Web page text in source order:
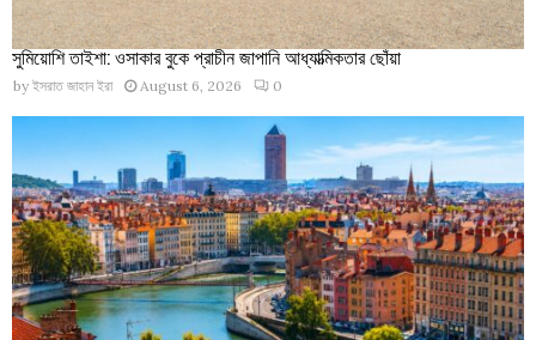
সুমিয়োশি তাইশা: ওসাকার বুকে প্রাচীন জাপানি আধ্যাত্মিকতার ছোঁয়া
by ইসরাত জাহান ইরা August 6, 2026 0